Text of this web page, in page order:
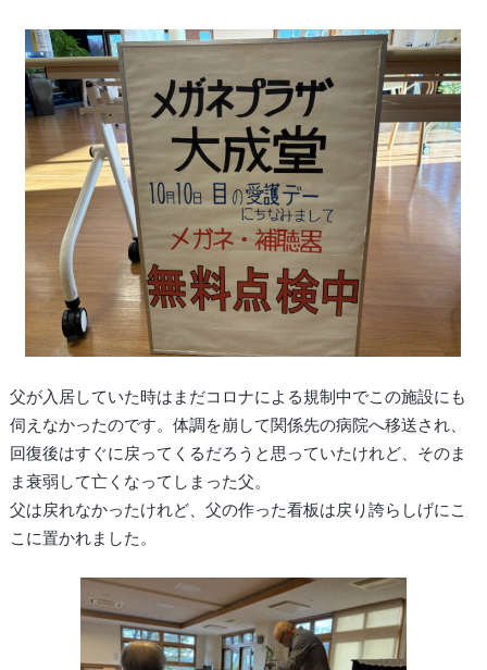
父が入居していた時はまだコロナによる規制中でこの施設にも
伺えなかったのです。体調を崩して関係先の病院へ移送され、
回復後はすぐに戻ってくるだろうと思っていたけれど、そのま
ま衰弱して亡くなってしまった父。
父は戻れなかったけれど、父の作った看板は戻り誇らしげにこ
こに置かれました。